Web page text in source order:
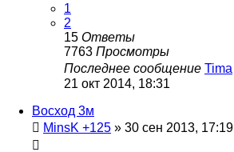
1
2
15 Ответы
7763 Просмотры
Последнее сообщение Tima
21 окт 2014, 18:31
Восход 3м
MinsK +125 » 30 сен 2013, 17:19